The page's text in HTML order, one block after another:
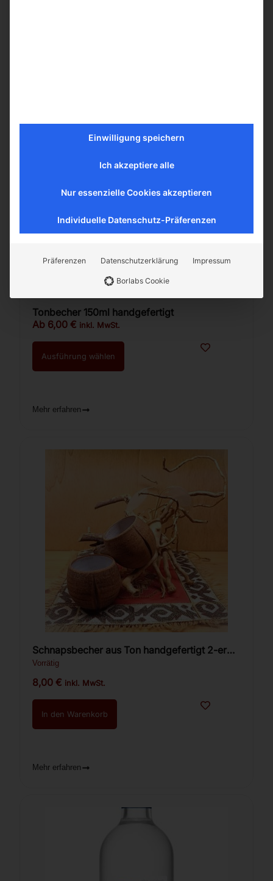
Tonbecher 150ml handgefertigt
Ab 6,00€ inkl. MwSt.
Ausführung wählen
Mehr erfahren
Schnapsbecher aus Ton handgefertigt 2-er
Set.
Vorrätig
8,00€ inkl. MwSt.
In den Warenkorb
Mehr erfahren
Einwilligung speichern
Ich akzeptiere alle
Nur essenzielle Cookies akzeptieren
Individuelle Datenschutz-Präferenzen
Präferenzen Datenschutzerklärung Impressum
Borlabs Cookie